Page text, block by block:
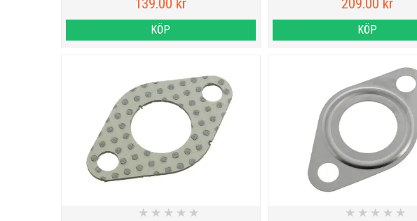
139.00 kr
KÖP
209.00 kr
KÖP
★ ★ ★ ★ ★ ★ ★ ★ ★ ★